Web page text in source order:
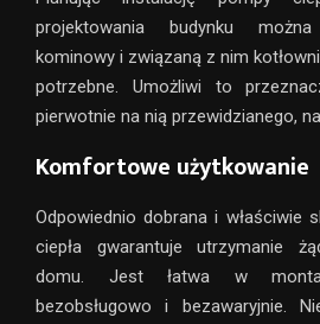
projektowania budynku
kominowy i związaną z nim
potrzebne. Umożliwi to
pierwotnie na nią przewidzianego,
Komfortowe użytkowanie
Odpowiednio dobrana i właściwie
ciepła gwarantuje utrzymanie
domu. Jest łatwa w
bezobsługowo i bezawaryjnie.